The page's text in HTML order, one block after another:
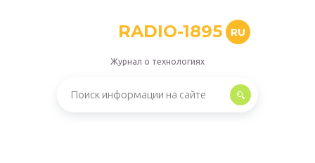
RADIO-1895 RU
Журнал о технологиях